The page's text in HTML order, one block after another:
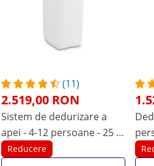
(11)
2.519,00 RON
Sistem de dedurizare a
apei - 4-12 persoane - 25 L
- 2,7 m³/h
Reducere